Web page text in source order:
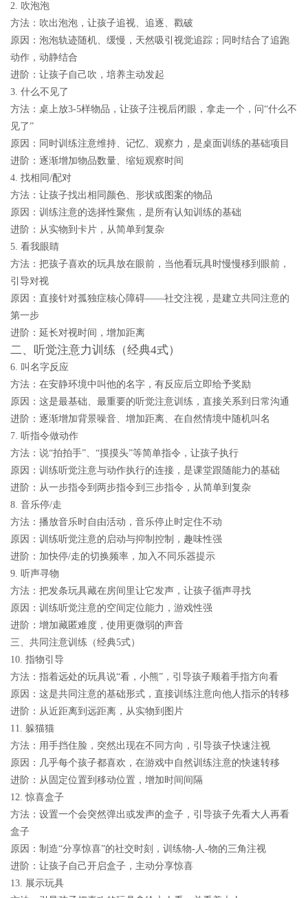
2. 吹泡泡
方法：吹出泡泡，让孩子追视、追逐、戳破
原因：泡泡轨迹随机、缓慢，天然吸引视觉追踪；同时结合了追跑
动作，动静结合
进阶：让孩子自己吹，培养主动发起
3. 什么不见了
方法：桌上放3-5样物品，让孩子注视后闭眼，拿走一个，问“什么不
见了”
原因：同时训练注意维持、记忆、观察力，是桌面训练的基础项目
进阶：逐渐增加物品数量、缩短观察时间
4. 找相同/配对
方法：让孩子找出相同颜色、形状或图案的物品
原因：训练注意的选择性聚焦，是所有认知训练的基础
进阶：从实物到卡片，从简单到复杂
5. 看我眼睛
方法：把孩子喜欢的玩具放在眼前，当他看玩具时慢慢移到眼前，
引导对视
原因：直接针对孤独症核心障碍——社交注视，是建立共同注意的
第一步
进阶：延长对视时间，增加距离
二、听觉注意力训练（经典4式）
6. 叫名字反应
方法：在安静环境中叫他的名字，有反应后立即给予奖励
原因：这是最基础、最重要的听觉注意训练，直接关系到日常沟通
进阶：逐渐增加背景噪音、增加距离、在自然情境中随机叫名
7. 听指令做动作
方法：说“拍拍手”、“摸摸头”等简单指令，让孩子执行
原因：训练听觉注意与动作执行的连接，是课堂跟随能力的基础
进阶：从一步指令到两步指令到三步指令，从简单到复杂
8. 音乐停/走
方法：播放音乐时自由活动，音乐停止时定住不动
原因：训练听觉注意的启动与抑制控制，趣味性强
进阶：加快停/走的切换频率，加入不同乐器提示
9. 听声寻物
方法：把发条玩具藏在房间里让它发声，让孩子循声寻找
原因：训练听觉注意的空间定位能力，游戏性强
进阶：增加藏匿难度，使用更微弱的声音
三、共同注意训练（经典5式）
10. 指物引导
方法：指着远处的玩具说“看，小熊”，引导孩子顺着手指方向看
原因：这是共同注意的基础形式，直接训练注意向他人指示的转移
进阶：从近距离到远距离，从实物到图片
11. 躲猫猫
方法：用手挡住脸，突然出现在不同方向，引导孩子快速注视
原因：几乎每个孩子都喜欢，在游戏中自然训练注意的快速转移
进阶：从固定位置到移动位置，增加时间间隔
12. 惊喜盒子
方法：设置一个会突然弹出或发声的盒子，引导孩子先看大人再看
盒子
原因：制造“分享惊喜”的社交时刻，训练物-人-物的三角注视
进阶：让孩子自己开启盒子，主动分享惊喜
13. 展示玩具